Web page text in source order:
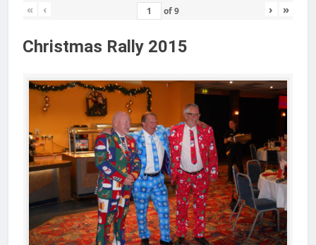
« ‹ of9 › »
Christmas Rally 2015